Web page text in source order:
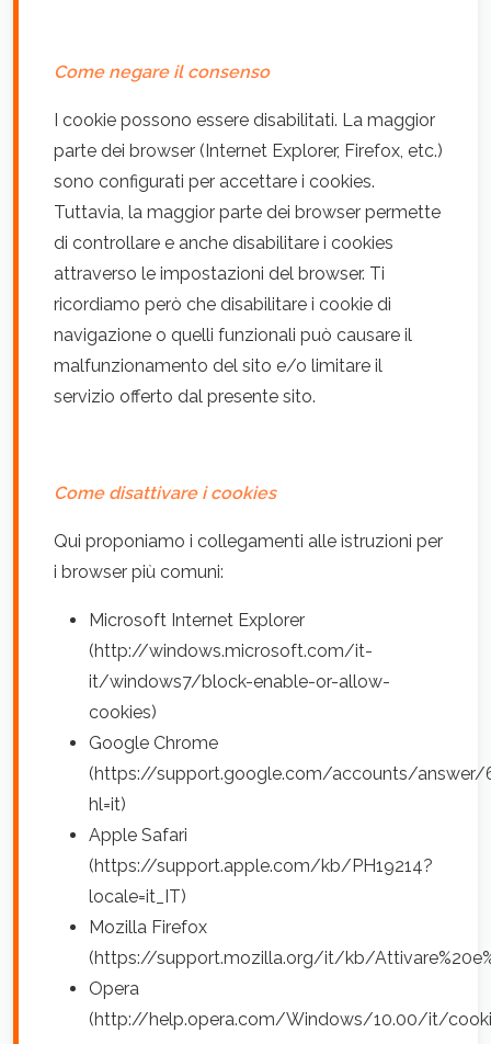
Come negare il consenso
I cookie possono essere disabilitati. La maggior
parte dei browser (Internet Explorer, Firefox, etc.)
sono configurati per accettare i cookies.
Tuttavia, la maggior parte dei browser permette
di controllare e anche disabilitare i cookies
attraverso le impostazioni del browser. Ti
ricordiamo però che disabilitare i cookie di
navigazione o quelli funzionali può causare il
malfunzionamento del sito e/o limitare il
servizio offerto dal presente sito.
Come disattivare i cookies
Qui proponiamo i collegamenti alle istruzioni per
i browser più comuni:
Microsoft Internet Explorer
(http://windows.microsoft.com/it-
it/windows7/block-enable-or-allow-
cookies)
Google Chrome
(https://support.google.com/accounts/answer/
hl=it)
Apple Safari
(https://support.apple.com/kb/PH19214?
locale=it_IT)
Mozilla Firefox
(https://support.mozilla.org/it/kb/
Opera
(http://help.opera.com/Windows/10.00/it/